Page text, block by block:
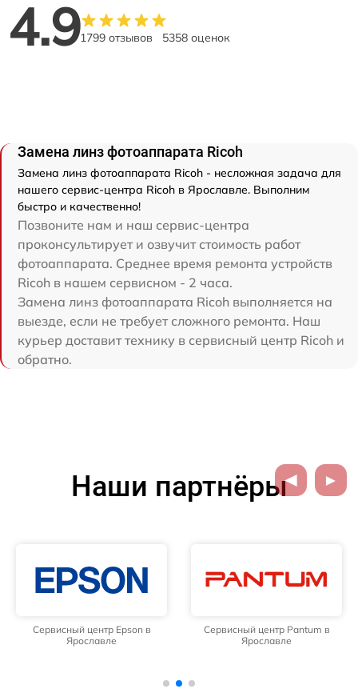
4.91799 отзывов 5358 оценок
Замена линз фотоаппарата Ricoh
Замена линз фотоаппарата Ricoh - несложная задача для
нашего сервис-центра Ricoh в Ярославле. Выполним
быстро и качественно!
Позвоните нам и наш сервис-центра
проконсультирует и озвучит стоимость работ
фотоаппарата. Среднее время ремонта устройств
Ricoh в нашем сервисном - 2 часа.
Замена линз фотоаппарата Ricoh выполняется на
выезде, если не требует сложного ремонта. Наш
курьер доставит технику в сервисный центр Ricoh и
обратно.
Наши партнёры
Сервисный центр Epson в
Ярославле
Сервисный центр Pantum в
Ярославле